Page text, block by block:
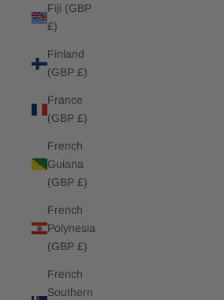
Fiji (GBP
£)
Finland
(GBP £)
France
(GBP £)
French
Guiana
(GBP £)
French
Polynesia
(GBP £)
French
Southern